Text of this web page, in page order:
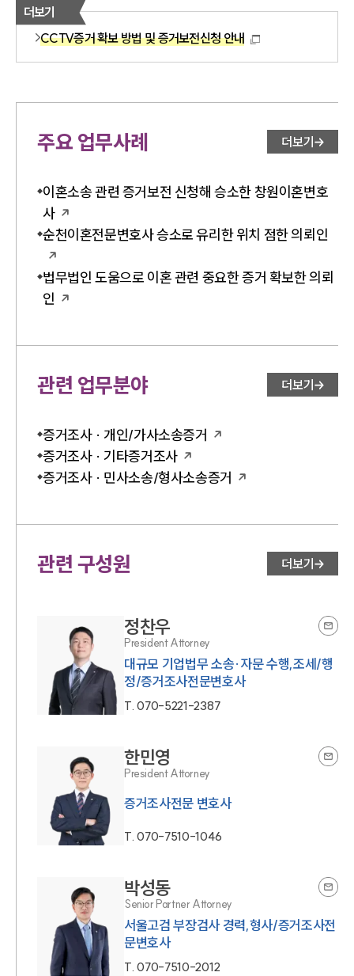
더보기
CCTV증거 확보 방법 및 증거보전신청 안내
주요 업무사례 더보기
이혼소송 관련 증거보전 신청해 승소한 창원이혼변호
사
순천이혼전문변호사 승소로 유리한 위치 점한 의뢰인
법무법인 도움으로 이혼 관련 중요한 증거 확보한 의뢰
인
관련 업무분야 더보기
증거조사 · 개인/가사소송증거
증거조사 · 기타증거조사
증거조사 · 민사소송/형사소송증거
관련 구성원 더보기
정찬우
President Attorney
대규모 기업법무 소송·자문 수행,조세/행
정/증거조사전문변호사
T.070-5221-2387
한민영
President Attorney
증거조사전문 변호사
T.070-7510-1046
박성동
Senior Partner Attorney
서울고검 부장검사 경력,형사/증거조사전
문변호사
T.070-7510-2012